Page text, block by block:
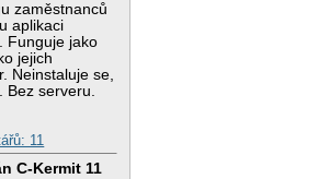
zaměstnanců
aplikaci
Funguje jako
jejich
Neinstaluje se,
Bez serveru.
11
C-Kermit 11